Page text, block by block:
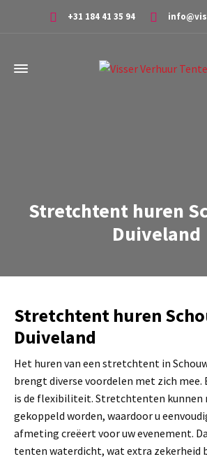
+31 184 41 35 94
Stretchtent huren
Duiveland
Stretchtent huren
Duiveland
Het huren van een stretchtent in
brengt diverse voordelen met zich
is de flexibiliteit. Stretchtenten kunnen
gekoppeld worden, waardoor u
afmeting creëert voor uw evenement.
tenten waterdicht, wat extra zekerheid